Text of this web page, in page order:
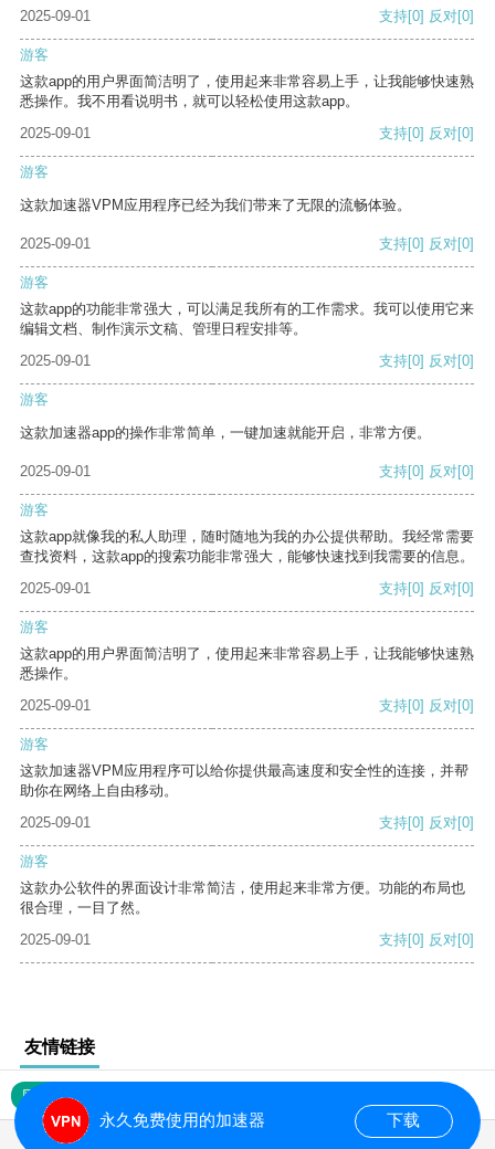
2025-09-01
支持[0] 反对[0]
游客
这款app的用户界面简洁明了，使用起来非常容易上手，让我能够快速熟
悉操作。我不用看说明书，就可以轻松使用这款app。
2025-09-01
支持[0] 反对[0]
游客
这款加速器VPM应用程序已经为我们带来了无限的流畅体验。
2025-09-01 支持[0] 反对[0]
游客
这款app的功能非常强大，可以满足我所有的工作需求。我可以使用它来
编辑文档、制作演示文稿、管理日程安排等。
2025-09-01
支持[0] 反对[0]
游客
这款加速器app的操作非常简单，一键加速就能开启，非常方便。
2025-09-01 支持[0] 反对[0]
游客
这款app就像我的私人助理，随时随地为我的办公提供帮助。我经常需要
查找资料，这款app的搜索功能非常强大，能够快速找到我需要的信息。
2025-09-01
支持[0] 反对[0]
游客
这款app的用户界面简洁明了，使用起来非常容易上手，让我能够快速熟
悉操作。
2025-09-01
支持[0] 反对[0]
游客
这款加速器VPM应用程序可以给你提供最高速度和安全性的连接，并帮
助你在网络上自由移动。
2025-09-01
支持[0] 反对[0]
游客
这款办公软件的界面设计非常简洁，使用起来非常方便。功能的布局也
很合理，一目了然。
2025-09-01
支持[0] 反对[0]
友情链接
网站地图
永久免费使用的加速器 下载